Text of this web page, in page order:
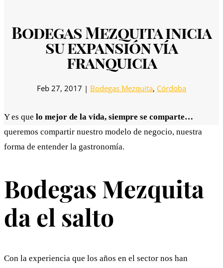
Bodegas Mezquita inicia
su expansión vía
franquicia
Feb 27, 2017 | Bodegas Mezquita, Córdoba
Y es que lo mejor de la vida, siempre se comparte…
queremos compartir nuestro modelo de negocio, nuestra
forma de entender la gastronomía.
Bodegas Mezquita
da el salto
Con la experiencia que los años en el sector nos han